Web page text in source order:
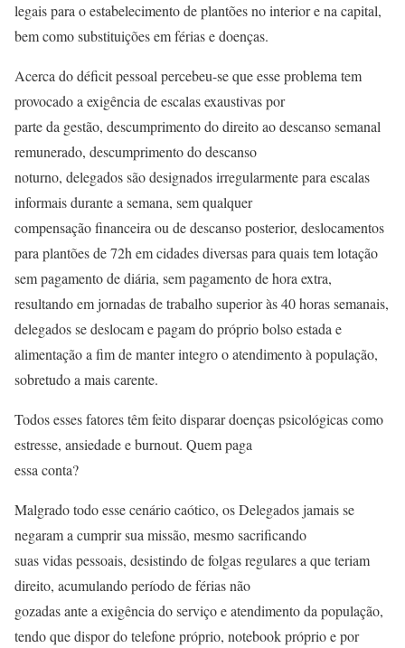
legais para o estabelecimento de plantões no interior e na capital,
bem como substituições em férias e doenças.
Acerca do déficit pessoal percebeu-se que esse problema tem
provocado a exigência de escalas exaustivas por
parte da gestão, descumprimento do direito ao descanso semanal
remunerado, descumprimento do descanso
noturno, delegados são designados irregularmente para escalas
informais durante a semana, sem qualquer
compensação financeira ou de descanso posterior, deslocamentos
para plantões de 72h em cidades diversas para quais tem lotação
sem pagamento de diária, sem pagamento de hora extra,
resultando em jornadas de trabalho superior às 40 horas semanais,
delegados se deslocam e pagam do próprio bolso estada e
alimentação a fim de manter integro o atendimento à população,
sobretudo a mais carente.
Todos esses fatores têm feito disparar doenças psicológicas como
estresse, ansiedade e burnout. Quem paga
essa conta?
Malgrado todo esse cenário caótico, os Delegados jamais se
negaram a cumprir sua missão, mesmo sacrificando
suas vidas pessoais, desistindo de folgas regulares a que teriam
direito, acumulando período de férias não
gozadas ante a exigência do serviço e atendimento da população,
tendo que dispor do telefone próprio, notebook próprio e por